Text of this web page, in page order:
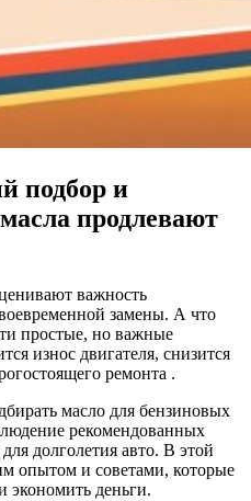
подбор и
продлевают
важность
замены. А что
простые, но важные
износ двигателя, снизится
ремонта .
масло для бензиновых
рекомендованных
долголетия авто. В этой
опытом и советами, которые
экономить деньги.